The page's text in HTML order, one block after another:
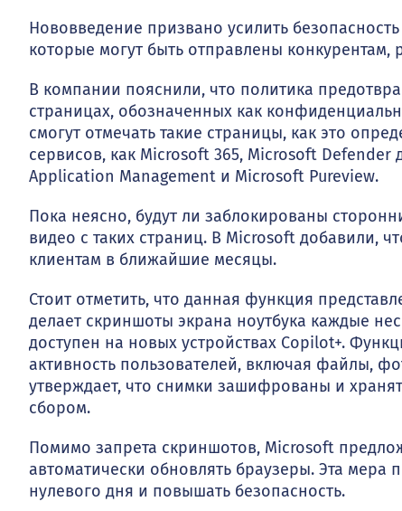
Нововведение призвано усилить
которые могут быть отправлены
В компании пояснили, что политика
страницах, обозначенных как
смогут отмечать такие страницы, как это
сервисов, как Microsoft 365, Microsoft
Application Management и Microsoft Pureview.
Пока неясно, будут ли заблокированы
видео с таких страниц. В Microsoft добавили,
клиентам в ближайшие месяцы.
Стоит отметить, что данная функция
делает скриншоты экрана ноутбука каждые
доступен на новых устройствах Copilot+.
активность пользователей, включая файлы,
утверждает, что снимки зашифрованы и
сбором.
Помимо запрета скриншотов, Microsoft
автоматически обновлять браузеры. Эта мера
нулевого дня и повышать безопасность.